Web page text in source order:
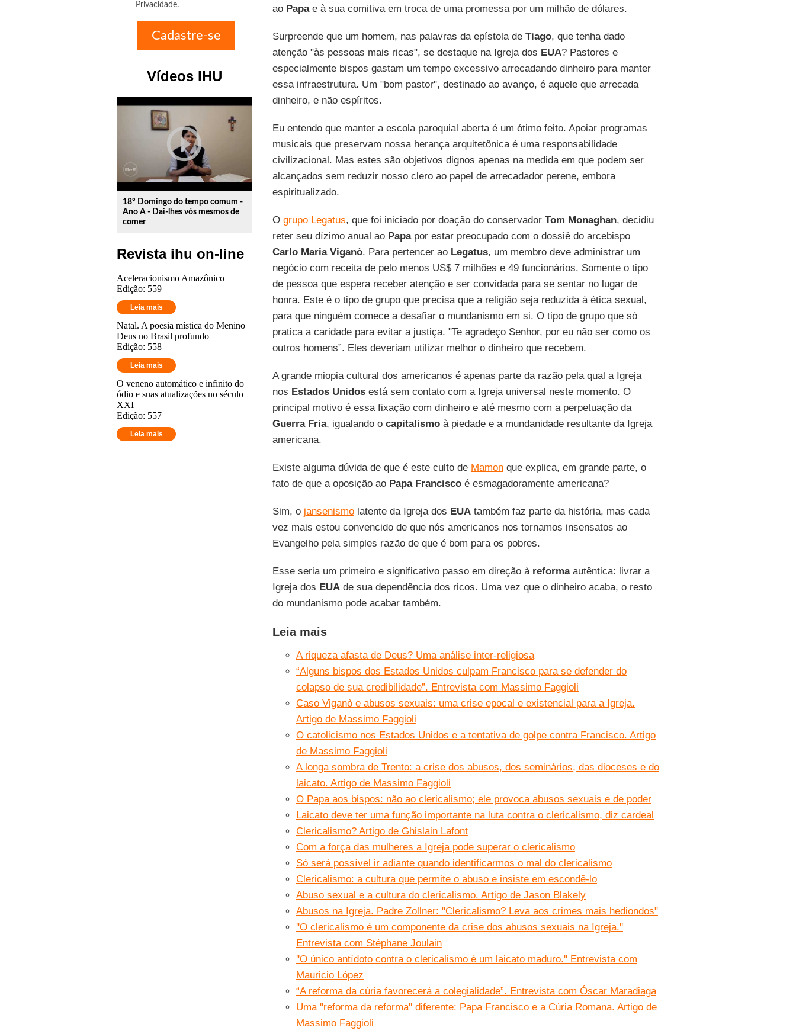
Privacidade.
Vídeos IHU
play_circle_outline
18º Domingo do tempo comum -
Ano A - Dai-lhes vós mesmos de
comer
Revista ihu on-line
Aceleracionismo Amazônico
Edição: 559
Leia mais
Natal. A poesia mística do Menino
Deus no Brasil profundo
Edição: 558
Leia mais
O veneno automático e infinito do
ódio e suas atualizações no século
XXI
Edição: 557
Leia mais
ao Papae à sua comitiva em troca de uma promessa por um milhão de dólares.
Surpreende que um homem, nas palavras da epístola de Tiago, que tenha dado
atenção "às pessoas mais ricas", se destaque na Igreja dos EUA? Pastores e
especialmente bispos gastam um tempo excessivo arrecadando dinheiro para manter
essa infraestrutura. Um "bom pastor", destinado ao avanço, é aquele que arrecada
dinheiro, e não espíritos.
Eu entendo que manter a escola paroquial aberta é um ótimo feito. Apoiar programas
musicais que preservam nossa herança arquitetônica é uma responsabilidade
civilizacional. Mas estes são objetivos dignos apenas na medida em que podem ser
alcançados sem reduzir nosso clero ao papel de arrecadador perene, embora
espiritualizado.
O grupo Legatus, que foi iniciado por doação do conservador Tom Monaghan, decidiu
reter seu dízimo anual ao Papapor estar preocupado com o dossiê do arcebispo
Carlo Maria Viganò. Para pertencer ao Legatus, um membro deve administrar um
negócio com receita de pelo menos US$ 7 milhões e 49 funcionários. Somente o tipo
de pessoa que espera receber atenção e ser convidada para se sentar no lugar de
honra. Este é o tipo de grupo que precisa que a religião seja reduzida à ética sexual,
para que ninguém comece a desafiar o mundanismo em si. O tipo de grupo que só
pratica a caridade para evitar a justiça. "Te agradeço Senhor, por eu não ser como os
outros homens”. Eles deveriam utilizar melhor o dinheiro que recebem.
A grande miopia cultural dos americanos é apenas parte da razão pela qual a Igreja
nos Estados Unidosestá sem contato com a Igreja universal neste momento. O
principal motivo é essa fixação com dinheiro e até mesmo com a perpetuação da
Guerra Fria, igualando o capitalismoà piedade e a mundanidade resultante da Igreja
americana.
Existe alguma dúvida de que é este culto de Mamonque explica, em grande parte, o
fato de que a oposição ao Papa Franciscoé esmagadoramente americana?
Sim, o jansenismolatente da Igreja dos EUAtambém faz parte da história, mas cada
vez mais estou convencido de que nós americanos nos tornamos insensatos ao
Evangelho pela simples razão de que é bom para os pobres.
Esse seria um primeiro e significativo passo em direção à reforma autêntica: livrar a
Igreja dos EUAde sua dependência dos ricos. Uma vez que o dinheiro acaba, o resto
do mundanismo pode acabar também.
Leia mais
A riqueza afasta de Deus? Uma análise inter-religiosa
“Alguns bispos dos Estados Unidos culpam Francisco para se defender do
colapso de sua credibilidade”. Entrevista com Massimo Faggioli
Caso Viganò e abusos sexuais: uma crise epocal e existencial para a Igreja.
Artigo de Massimo Faggioli
O catolicismo nos Estados Unidos e a tentativa de golpe contra Francisco. Artigo
de Massimo Faggioli
A longa sombra de Trento: a crise dos abusos, dos seminários, das dioceses e do
laicato. Artigo de Massimo Faggioli
O Papa aos bispos: não ao clericalismo; ele provoca abusos sexuais e de poder
Laicato deve ter uma função importante na luta contra o clericalismo, diz cardeal
Clericalismo? Artigo de Ghislain Lafont
Com a força das mulheres a Igreja pode superar o clericalismo
Só será possível ir adiante quando identificarmos o mal do clericalismo
Clericalismo: a cultura que permite o abuso e insiste em escondê-lo
Abuso sexual e a cultura do clericalismo. Artigo de Jason Blakely
Abusos na Igreja. Padre Zollner: "Clericalismo? Leva aos crimes mais hediondos"
''O clericalismo é um componente da crise dos abusos sexuais na Igreja.''
Entrevista com Stéphane Joulain
''O único antídoto contra o clericalismo é um laicato maduro.'' Entrevista com
Mauricio López
“A reforma da cúria favorecerá a colegialidade”. Entrevista com Óscar Maradiaga
Uma ''reforma da reforma'' diferente: Papa Francisco e a Cúria Romana. Artigo de
Massimo Faggioli